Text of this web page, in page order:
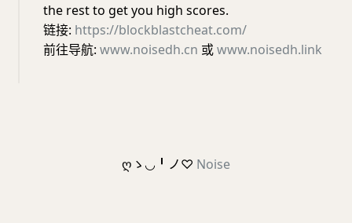
the rest to get you high scores.
链接: https://blockblastcheat.com/
前往导航: www.noisedh.cn 或www.noisedh.link
ღゝ◡╹ノ♡ Noise